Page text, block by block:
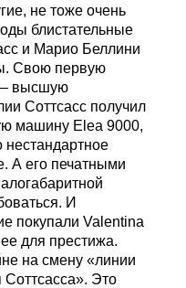
не тоже очень
блистательные
и Марио Беллини
Свою первую
– высшую
Соттсасс получил
машину Elea 9000,
А его печатными
И
покупали Valentina
для престижа.
на смену «линии
Это